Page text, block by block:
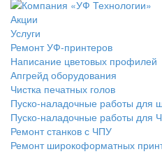
Акции
Услуги
Ремонт УФ-принтеров
Написание цветовых профилей
Апгрейд оборудования
Чистка печатных голов
Пуско-наладочные работы для
Пуско-наладочные работы для
Ремонт станков с ЧПУ
Ремонт широкоформатных